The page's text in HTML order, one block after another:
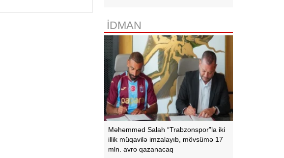
İDMAN
Məhəmməd Salah “Trabzonspor”la iki
illik müqavilə imzalayıb, mövsümə 17
mln. avro qazanacaq